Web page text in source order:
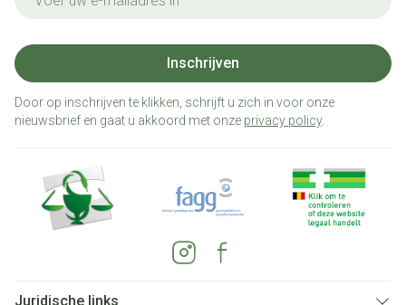
Inschrijven
Door op inschrijven te klikken, schrijft u zich in voor onze
nieuwsbrief en gaat u akkoord met onze privacy policy.
Juridische links